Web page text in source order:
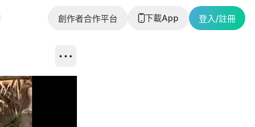
創作者合作平台 下載App 登入/註冊